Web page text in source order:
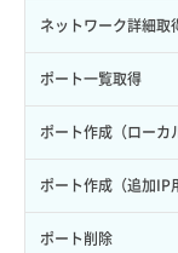
サーバー一覧取得
サーバー作成
サーバー再構築（
サーバー利用状況グ
サーバー利用状況グ
ネットワーク詳細取
ポート一覧取得
ポート作成（ローカ
ポート作成（追加IP
ポート削除